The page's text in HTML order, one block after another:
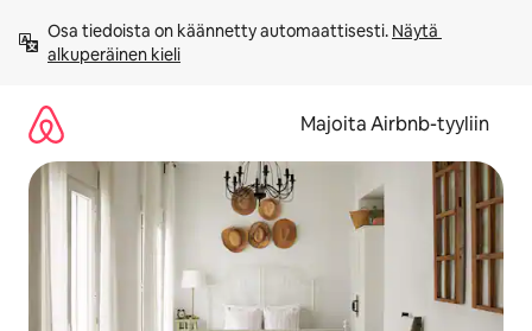
sisältö
väliin
Osa tiedoista on käännetty automaattisesti. Näytä
alkuperäinen kieli
Majoita Airbnb-tyyliin